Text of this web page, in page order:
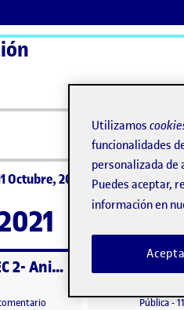
Octubre, 2021
Animación PEC 2- Animemos a mano I: Cojamos el lápiz
2021 7:16 pm
en Animación PEC 2-
Salto
Visibilidad:
Pública-
Utilizamos
funcionalidades
personalizada de
Puedes aceptar,
información en